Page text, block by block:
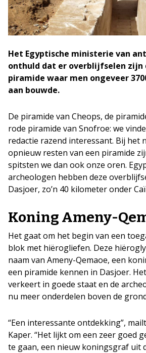
Het Egyptische ministerie van
onthuld dat er overblijfselen zijn
piramide waar men ongeveer
aan bouwde.
De piramide van Cheops, de
rode piramide van Snofroe: we
redactie razend interessant. Bij het
opnieuw resten van een piramide
spitsten we dan ook onze oren.
archeologen hebben deze
Dasjoer, zo’n 40 kilometer onder
Koning Ameny-
Het gaat om het begin van een
blok met hiërogliefen. Deze
naam van Ameny-Qemaoe, een
een piramide kennen in Dasjoer.
verkeert in goede staat en de
nu meer onderdelen boven de
“Een interessante ontdekking”,
Kaper. “Het lijkt om een zeer goed
te gaan, een nieuw koningsgraf uit